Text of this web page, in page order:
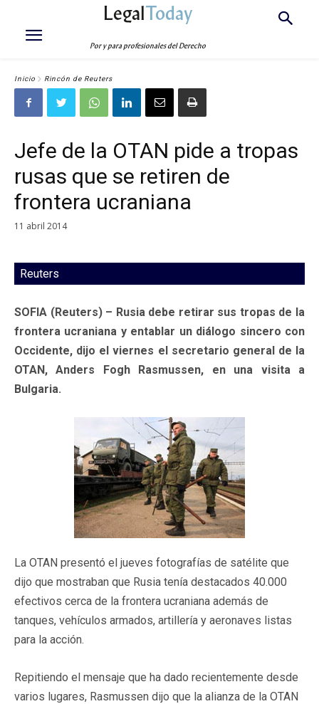
LegalToday
Por y para profesionales del Derecho
Inicio Rincón de Reuters
Jefe de la OTAN pide a tropas
rusas que se retiren de
frontera ucraniana
11 abril 2014
Reuters
SOFIA (Reuters) – Rusia debe retirar sus tropas de la
frontera ucraniana y entablar un diálogo sincero con
Occidente, dijo el viernes el secretario general de la
OTAN, Anders Fogh Rasmussen, en una visita a
Bulgaria.
La OTAN presentó el jueves fotografías de satélite que
dijo que mostraban que Rusia tenía destacados 40.000
efectivos cerca de la frontera ucraniana además de
tanques, vehículos armados, artillería y aeronaves listas
para la acción.
Repitiendo el mensaje que ha dado recientemente desde
varios lugares, Rasmussen dijo que la alianza de la OTAN